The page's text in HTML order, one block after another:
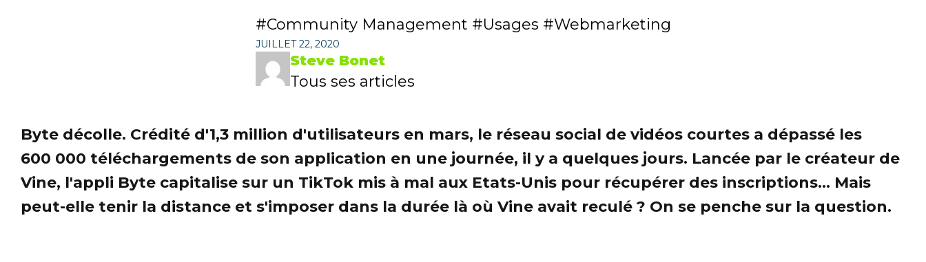
Community Management Usages Webmarketing
JUILLET 22, 2020
Steve Bonet
Tous ses articles
Byte décolle. Crédité d'1,3 million d'utilisateurs en mars, le réseau social de vidéos courtes a dépassé les
600 000 téléchargements de son application en une journée, il y a quelques jours. Lancée par le créateur de
Vine, l'appli Byte capitalise sur un TikTok mis à mal aux Etats-Unis pour récupérer des inscriptions... Mais
peut-elle tenir la distance et s'imposer dans la durée là où Vine avait reculé ? On se penche sur la question.